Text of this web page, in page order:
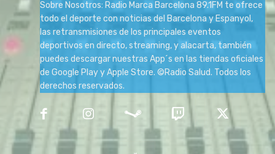
Sobre Nosotros: Radio Marca Barcelona 89.1FM te ofrece
todo el deporte con noticias del Barcelona y Espanyol,
las retransmisiones de los principales eventos
deportivos en directo, streaming, y alacarta, también
puedes descargar nuestras App´s en las tiendas oficiales
de Google Play y Apple Store. ©Radio Salud. Todos los
derechos reservados.